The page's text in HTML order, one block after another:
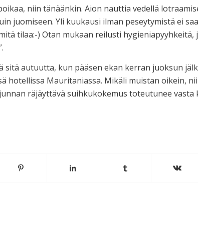
niin tänäänkin. Aion nauttia vedellä
juomiseen. Yli kuukausi ilman peseytymistä ei
tilaa:-) Otan mukaan reilusti
sitä autuutta, kun pääsen ekan kerran juoksun
hotellissa Mauritaniassa. Mikäli muistan oikein,
räjäyttävä suihkukokemus toteutunee vasta